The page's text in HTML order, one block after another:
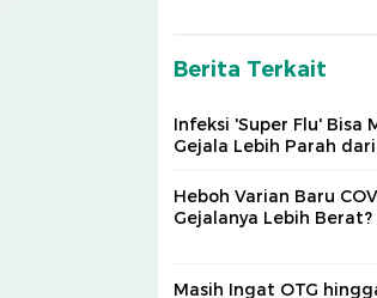
Berita Terkait
Infeksi 'Super Flu' Bisa
Gejala Lebih Parah
Heboh Varian Baru
Gejalanya Lebih
Masih Ingat OTG